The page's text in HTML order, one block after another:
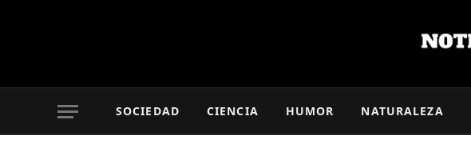
SOCIEDAD CIENCIA HUMOR NATURALEZA